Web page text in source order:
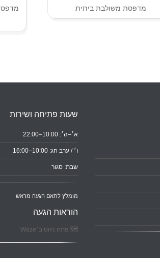
מדפסת משולבת ביתית
שעות פתיחה ושירות
א׳–ה׳: 10:00–22:00
ו׳ / ערב חג: 10:00–16:00
שבת: סגור
מומלץ לתאם הגעה מראש
הוראות הגעה
🗺️ פתח ניווט ב־Waze